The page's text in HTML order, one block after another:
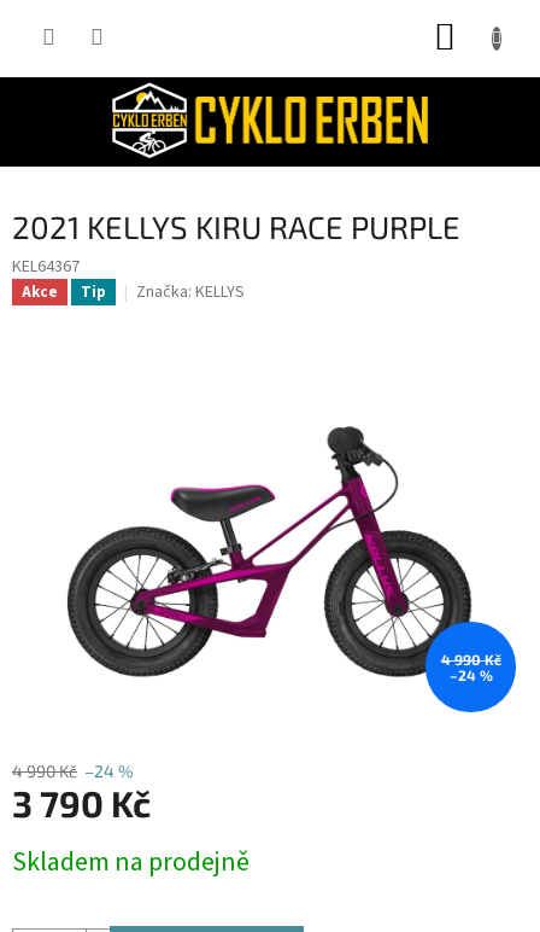
2021 KELLYS KIRU RACE PURPLE
KEL64367
Akce Tip Značka: KELLYS
4 990 Kč
–24 %
4 990 Kč –24 %
3 790 Kč
cena:
Skladem na prodejně